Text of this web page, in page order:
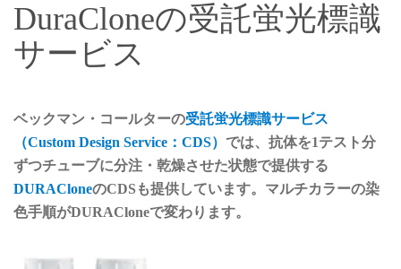
DuraCloneの受託蛍光標識
サービス
ベックマン・コールターの受託蛍光標識サービス
（Custom Design Service：CDS） では、抗体を1テスト分
ずつチューブに分注・乾燥させた状態で提供する
DURACloneのCDSも提供しています。マルチカラーの染
色手順がDURACloneで変わります。